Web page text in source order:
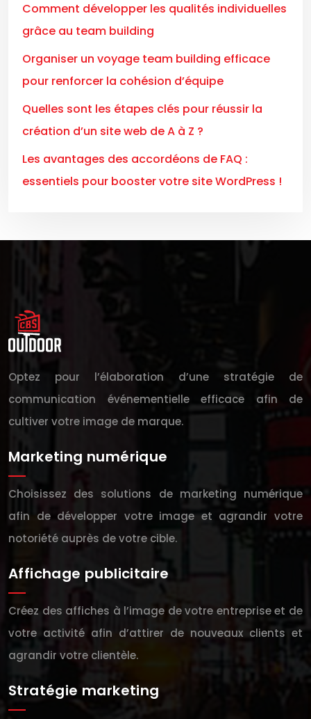
Comment développer les qualités individuelles
grâce au team building
Organiser un voyage team building efficace
pour renforcer la cohésion d’équipe
Quelles sont les étapes clés pour réussir la
création d’un site web de A à Z ?
Les avantages des accordéons de FAQ :
essentiels pour booster votre site WordPress !
Optez pour l’élaboration d’une stratégie de
communication événementielle efficace afin de
cultiver votre image de marque.
Marketing numérique
Choisissez des solutions de marketing numérique
afin de développer votre image et agrandir votre
notoriété auprès de votre cible.
Affichage publicitaire
Créez des affiches à l’image de votre entreprise et de
votre activité afin d’attirer de nouveaux clients et
agrandir votre clientèle.
Stratégie marketing